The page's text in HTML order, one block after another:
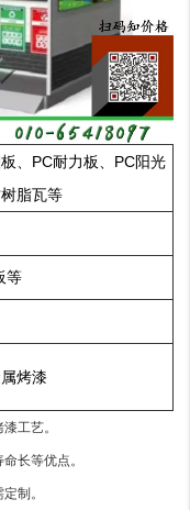
、PC耐力板、PC阳光
脂瓦等
等
烤漆
工艺。
长等优点。
制。